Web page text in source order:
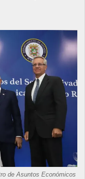
de Asuntos Económicos